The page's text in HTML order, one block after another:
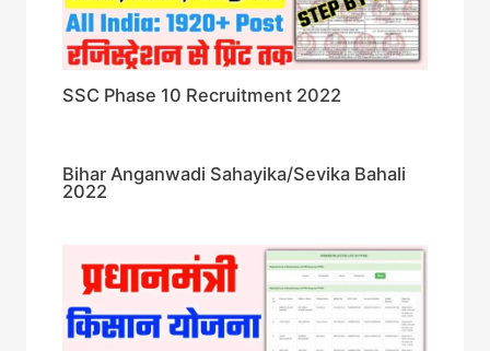
SSC Phase 10 Recruitment 2022
Bihar Anganwadi Sahayika/Sevika Bahali
2022